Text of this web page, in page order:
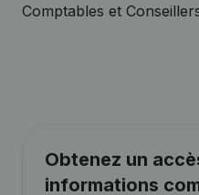
Comptables et
Obtenez un
informations